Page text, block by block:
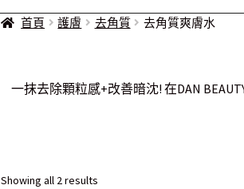
首頁 護膚 去角質 去角質爽膚水
一抹去除顆粒感+改善暗沈! 在DAN
Showing all 2 results